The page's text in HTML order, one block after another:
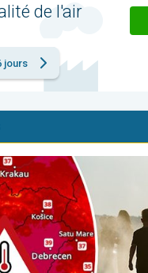
de l'air
jours
à 40°C.